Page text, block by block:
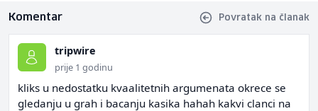
Komentar Povratak na članak
tripwire
prije 1 godinu
kliks u nedostatku kvaalitetnih argumenata okrece se
gledanju u grah i bacanju kasika hahah kakvi clanci na